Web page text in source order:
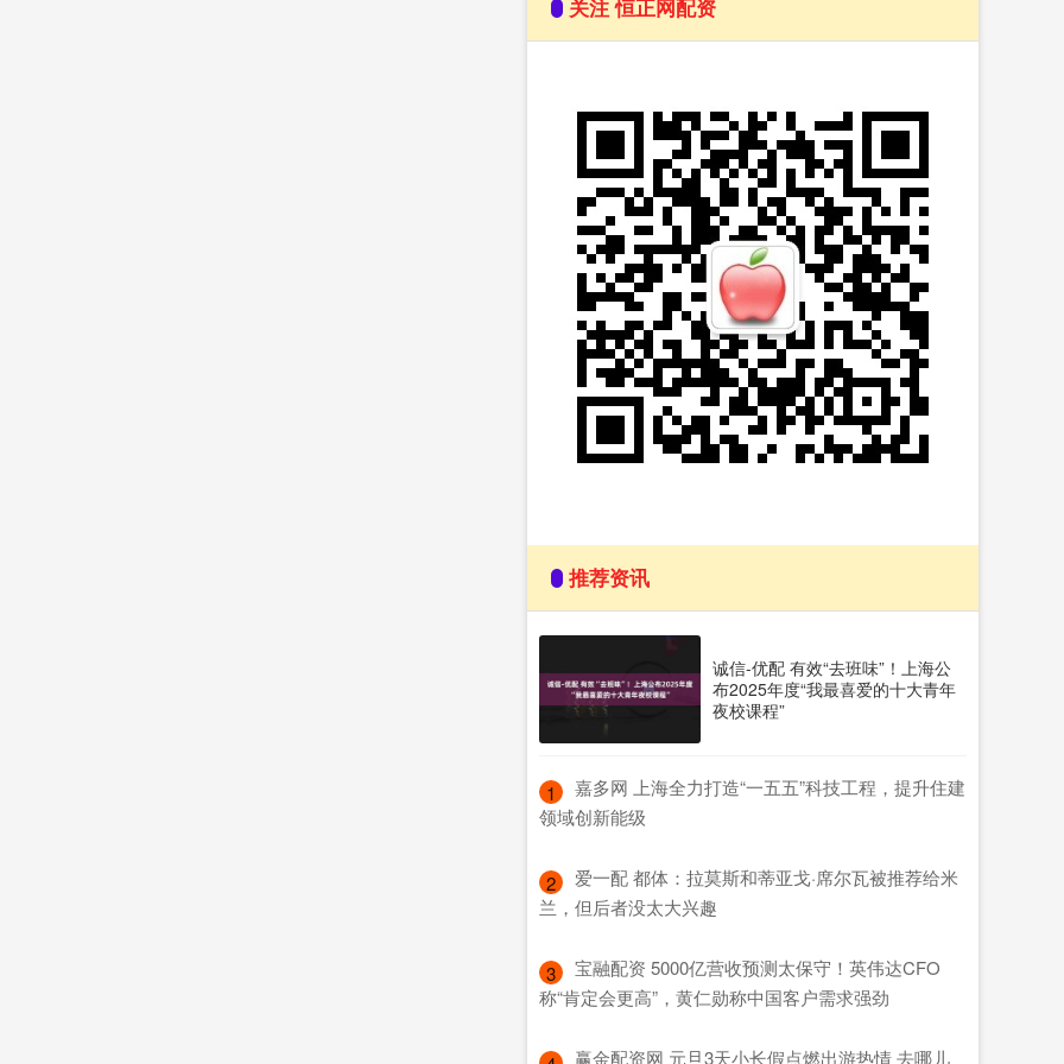
关注 恒正网配资
推荐资讯
诚信-优配 有效“去班味”！上海公
布2025年度“我最喜爱的十大青年
夜校课程”
1
​嘉多网 上海全力打造“一五五”科技工程，提升住建
领域创新能级
2
​爱一配 都体：拉莫斯和蒂亚戈·席尔瓦被推荐给米
兰，但后者没太大兴趣
3
​宝融配资 5000亿营收预测太保守！英伟达CFO
称“肯定会更高”，黄仁勋称中国客户需求强劲
​赢金配资网 元旦3天小长假点燃出游热情 去哪儿